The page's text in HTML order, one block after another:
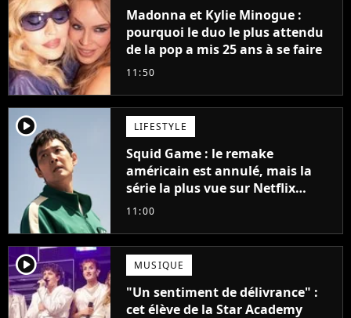
Madonna et Kylie Minogue :
pourquoi le duo le plus attendu
de la pop a mis 25 ans à se faire
11:50
player2 LIFESTYLE
Squid Game : le remake
américain est annulé, mais la
série la plus vue sur Netflix
pourrait avoir une version
11:00
player2 MUSIQUE
"Un sentiment de délivrance" :
cet élève de la Star Academy